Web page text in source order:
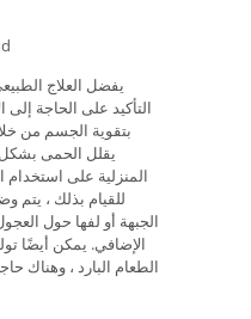
يفضل العلاج
التأكيد على الحاجة
بتقوية الجسم من
يقلل الحمى بشكل
المنزلية على استخدام
للقيام بذلك ، يتم
الجبهة أو لفها حول
الإضافي. يمكن أيضًا
الطعام البارد ، وهناك